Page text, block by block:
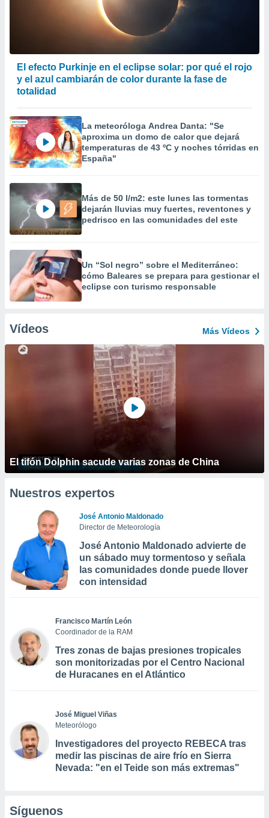
El efecto Purkinje en el eclipse solar: por qué el rojo
y el azul cambiarán de color durante la fase de
totalidad
La meteoróloga Andrea Danta: "Se
aproxima un domo de calor que dejará
temperaturas de 43 ºC y noches tórridas en
España"
Más de 50 l/m2: este lunes las tormentas
dejarán lluvias muy fuertes, reventones y
pedrisco en las comunidades del este
Un “Sol negro” sobre el Mediterráneo:
cómo Baleares se prepara para gestionar el
eclipse con turismo responsable
Vídeos Más Vídeos
El tifón Dolphin sacude varias zonas de China
Nuestros expertos
José Antonio Maldonado
Director de Meteorología
José Antonio Maldonado advierte de
un sábado muy tormentoso y señala
las comunidades donde puede llover
con intensidad
Francisco Martín León
Coordinador de la RAM
Tres zonas de bajas presiones tropicales
son monitorizadas por el Centro Nacional
de Huracanes en el Atlántico
José Miguel Viñas
Meteorólogo
Investigadores del proyecto REBECA tras
medir las piscinas de aire frío en Sierra
Nevada: "en el Teide son más extremas"
Síguenos